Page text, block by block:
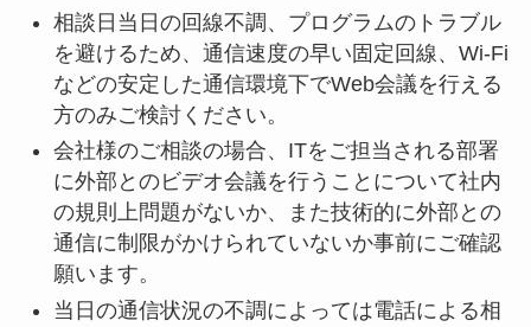
相談日当日の回線不調、プログラムのトラブル
を避けるため、通信速度の早い固定回線、Wi-Fi
などの安定した通信環境下でWeb会議を行える
方のみご検討ください。
会社様のご相談の場合、ITをご担当される部署
に外部とのビデオ会議を行うことについて社内
の規則上問題がないか、また技術的に外部との
通信に制限がかけられていないか事前にご確認
願います。
当日の通信状況の不調によっては電話による相